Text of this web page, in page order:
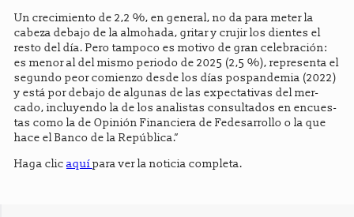
Un cre­ci­miento de 2,2 %, en gene­ral, no da para meter la
cabeza debajo de la almohada, gri­tar y cru­jir los dien­tes el
resto del día. Pero tam­poco es motivo de gran cele­bra­ción:
es menor al del mismo periodo de 2025 (2,5 %), repre­senta el
segundo peor comienzo desde los días pos­pan­de­mia (2022)
y está por debajo de algu­nas de las expec­ta­ti­vas del mer­
cado, inclu­yendo la de los ana­lis­tas con­sul­ta­dos en encues­
tas como la de Opi­nión Finan­ciera de Fede­sa­rro­llo o la que
hace el Banco de la Repú­blica.”
Haga clic aquípara ver la noticia completa.